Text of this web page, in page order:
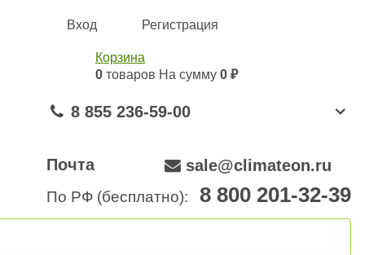
Вход Регистрация
Корзина
0 товаров На сумму 0 ₽
8 855 236-59-00
Почта sale@climateon.ru
По РФ (бесплатно): 8 800 201-32-39